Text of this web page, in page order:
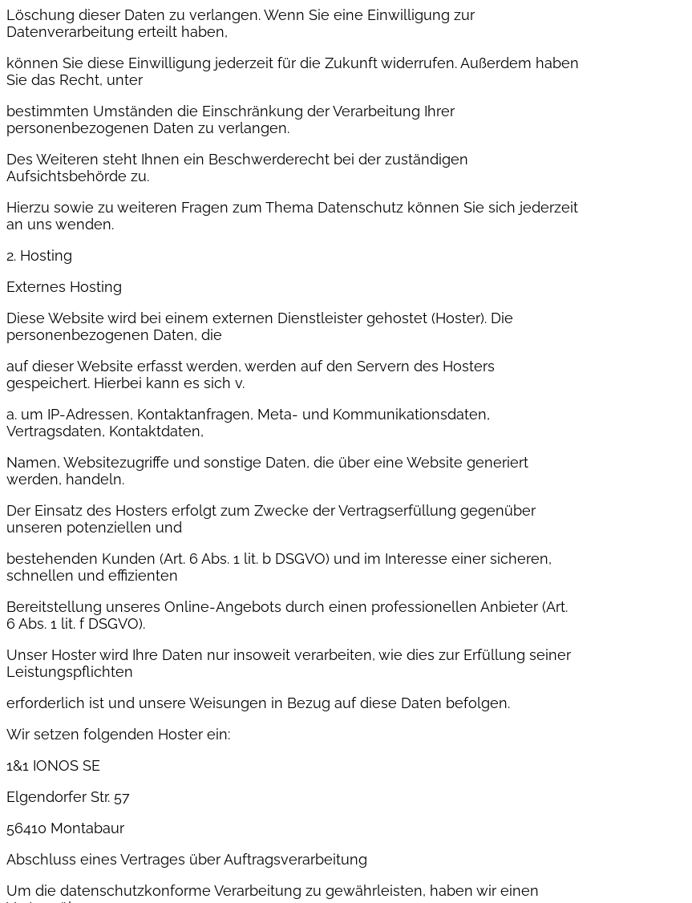
Löschung dieser Daten zu verlangen. Wenn Sie eine Einwilligung zur
Datenverarbeitung erteilt haben,
können Sie diese Einwilligung jederzeit für die Zukunft widerrufen. Außerdem haben
Sie das Recht, unter
bestimmten Umständen die Einschränkung der Verarbeitung Ihrer
personenbezogenen Daten zu verlangen.
Des Weiteren steht Ihnen ein Beschwerderecht bei der zuständigen
Aufsichtsbehörde zu.
Hierzu sowie zu weiteren Fragen zum Thema Datenschutz können Sie sich jederzeit
an uns wenden.
2. Hosting
Externes Hosting
Diese Website wird bei einem externen Dienstleister gehostet (Hoster). Die
personenbezogenen Daten, die
auf dieser Website erfasst werden, werden auf den Servern des Hosters
gespeichert. Hierbei kann es sich v.
a. um IP-Adressen, Kontaktanfragen, Meta- und Kommunikationsdaten,
Vertragsdaten, Kontaktdaten,
Namen, Websitezugriffe und sonstige Daten, die über eine Website generiert
werden, handeln.
Der Einsatz des Hosters erfolgt zum Zwecke der Vertragserfüllung gegenüber
unseren potenziellen und
bestehenden Kunden (Art. 6 Abs. 1 lit. b DSGVO) und im Interesse einer sicheren,
schnellen und effizienten
Bereitstellung unseres Online-Angebots durch einen professionellen Anbieter (Art.
6 Abs. 1 lit. f DSGVO).
Unser Hoster wird Ihre Daten nur insoweit verarbeiten, wie dies zur Erfüllung seiner
Leistungspflichten
erforderlich ist und unsere Weisungen in Bezug auf diese Daten befolgen.
Wir setzen folgenden Hoster ein:
1&1 IONOS SE
Elgendorfer Str. 57
56410 Montabaur
Abschluss eines Vertrages über Auftragsverarbeitung
Um die datenschutzkonforme Verarbeitung zu gewährleisten, haben wir einen